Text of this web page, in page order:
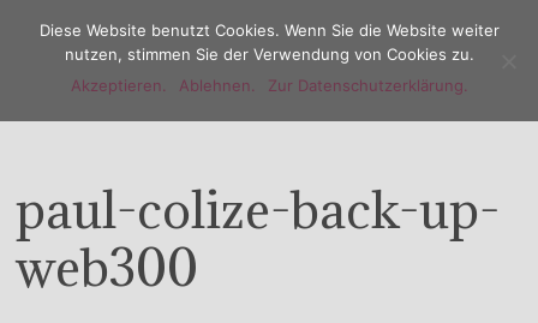
Menu
paul-colize-back-up-
web300
Diese Website benutzt Cookies. Wenn Sie die Website weiter
nutzen, stimmen Sie der Verwendung von Cookies zu.
Akzeptieren.
Ablehnen. Zur Datenschutzerklärung.